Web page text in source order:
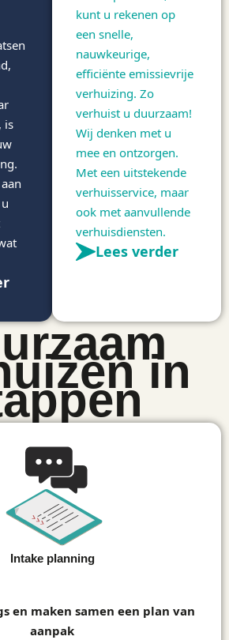
is
kunt u rekenen op
een snelle,
nauwkeurige,
efficiënte emissievrije
verhuizing. Zo
verhuist u duurzaam!
Wij denken met u
mee en ontzorgen.
Met een uitstekende
verhuisservice, maar
ook met aanvullende
verhuisdiensten.
Lees verder
in
Intake planning
en maken samen een plan van
aanpak